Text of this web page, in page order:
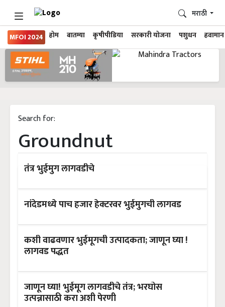
MFOI 2024 होम बातम्या कृषीपीडिया सरकारी योजना पशुधन हवामान
मराठी
Search for:
Groundnut
तंत्र भुईमुग लागवडीचे
नांदेडमध्ये पाच हजार हेक्टरवर भुईमुगची लागवड
कशी वाढवणार भुईमूगची उत्पादकता; जाणून घ्या !
लागवड पद्धत
जाणून घ्या! भुईमूग लागवडीचे तंत्र; भरघोस
उत्पन्नासाठी करा अशी पेरणी